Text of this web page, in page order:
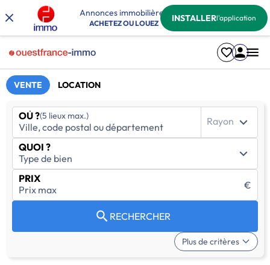
Annonces immobilières
ACHETEZ OU LOUEZ INSTALLERl'application
VENTE LOCATION
OÙ ?(5 lieux max.) Rayon
QUOI ?
PRIX
€
RECHERCHER
Plus de critères